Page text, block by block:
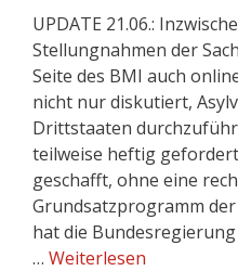
UPDATE 21.06.:
Stellungnahmen der
Seite des BMI auch
nicht nur diskutiert,
Drittstaaten
teilweise heftig
geschafft, ohne eine
Grundsatzprogramm
hat die
… Weiterlesen